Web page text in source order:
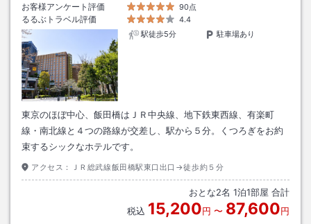
お客様アンケート評価
90点
るるぶトラベル評価
4.4
駅徒歩5分
駐車場あり
東京のほぼ中心、飯田橋はＪＲ中央線、地下鉄東西線、有楽町
線・南北線と４つの路線が交差し、駅から５分。くつろぎをお約
束するシックなホテルです。
アクセス： ＪＲ総武線飯田橋駅東口出口→徒歩約５分
おとな2名 1泊1部屋 合計
税込 15,200円 〜 87,600円